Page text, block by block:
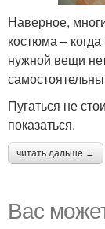
Наверное,
костюма –
нужной вещи
Пугаться не
показаться.
читать дальше →
Вас